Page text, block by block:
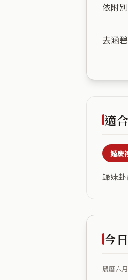
依附
去涵
適
婚慶
歸妹
今
農曆六